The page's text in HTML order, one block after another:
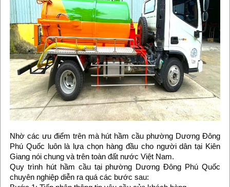
Nhờ các ưu điểm trên mà hút hầm cầu phường Dương Đông
Phú Quốc luôn là lựa chọn hàng đầu cho người dân tại Kiên
Giang nói chung và trên toàn đất nước Việt Nam.
Quy trình hút hầm cầu tại phường Dương Đông Phú Quốc
chuyên nghiệp diễn ra quá các bước sau: